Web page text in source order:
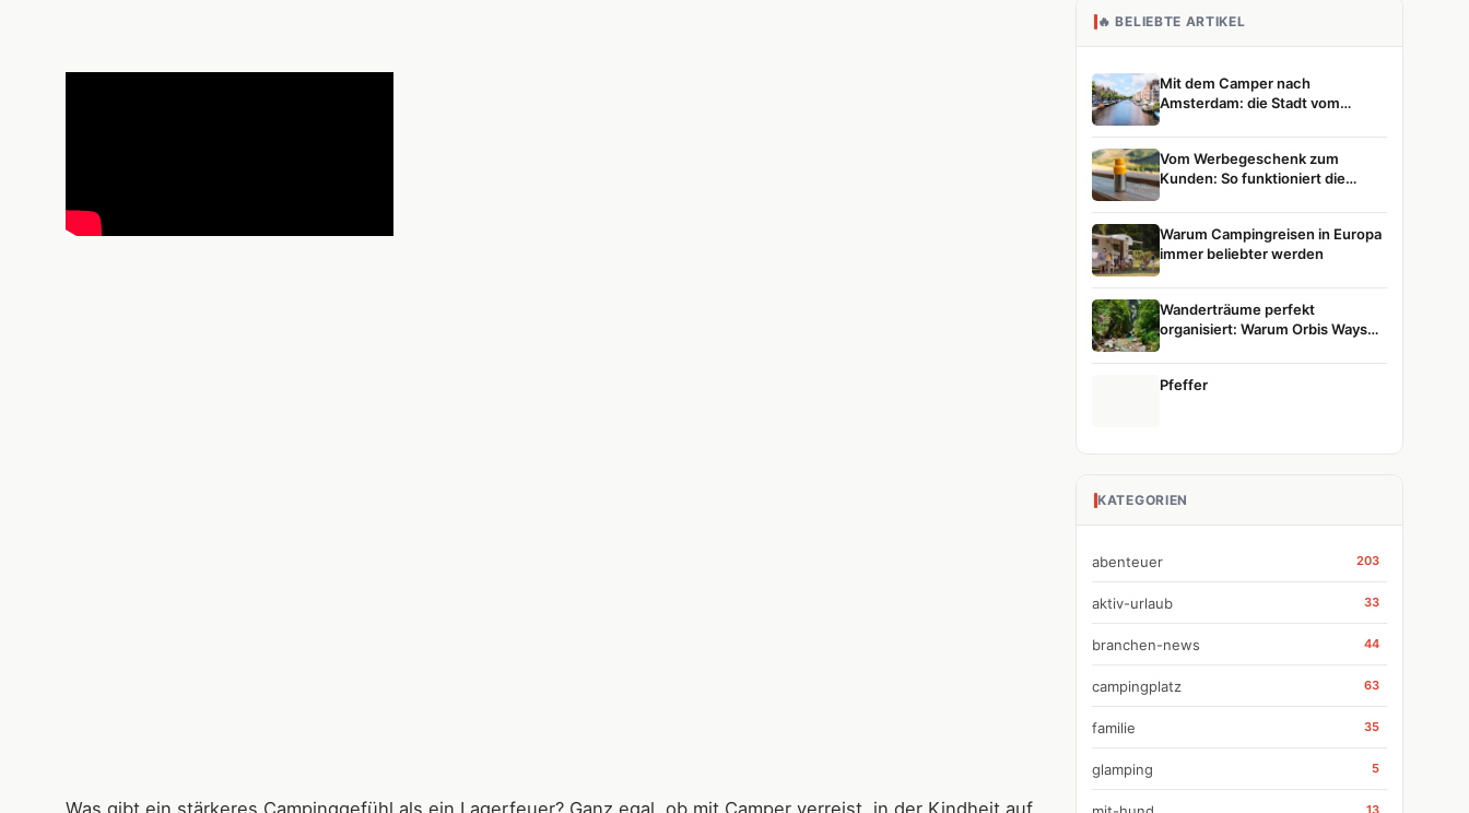
🔥 BELIEBTE ARTIKEL
Mit dem Camper nach
Amsterdam: die Stadt vom
Vom Werbegeschenk zum
Kunden: So funktioniert die
Warum Campingreisen in Europa
immer beliebter werden
Wanderträume perfekt
organisiert: Warum Orbis Ways
Pfeffer
KATEGORIEN
abenteuer 203
aktiv-urlaub 33
branchen-news 44
campingplatz 63
familie 35
glamping 5
13